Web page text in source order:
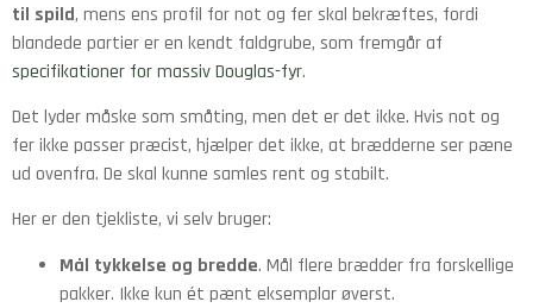
til spild, mens ens profil for not og fer skal bekræftes, fordi
blandede partier er en kendt faldgrube, som fremgår af
specifikationer for massiv Douglas-fyr.
Det lyder måske som småting, men det er det ikke. Hvis not og
fer ikke passer præcist, hjælper det ikke, at brædderne ser pæne
ud ovenfra. De skal kunne samles rent og stabilt.
Her er den tjekliste, vi selv bruger:
Mål tykkelse og bredde. Mål flere brædder fra forskellige
pakker. Ikke kun ét pænt eksemplar øverst.